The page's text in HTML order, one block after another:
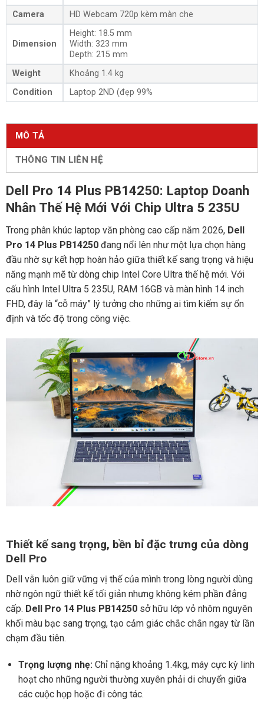
MÔ TẢ
THÔNG TIN LIÊN HỆ
Dell Pro 14 Plus PB14250: Laptop Doanh
Nhân Thế Hệ Mới Với Chip Ultra 5 235U
Trong phân khúc laptop văn phòng cao cấp năm 2026, Dell
Pro 14 Plus PB14250đang nổi lên như một lựa chọn hàng
đầu nhờ sự kết hợp hoàn hảo giữa thiết kế sang trọng và hiệu
năng mạnh mẽ từ dòng chip Intel Core Ultra thế hệ mới. Với
cấu hình Intel Ultra 5 235U, RAM 16GB và màn hình 14 inch
FHD, đây là “cỗ máy” lý tưởng cho những ai tìm kiếm sự ổn
định và tốc độ trong công việc.
Thiết kế sang trọng, bền bỉ đặc trưng của dòng
Dell Pro
Dell vẫn luôn giữ vững vị thế của mình trong lòng người dùng
nhờ ngôn ngữ thiết kế tối giản nhưng không kém phần đẳng
cấp. Dell Pro 14 Plus PB14250sở hữu lớp vỏ nhôm nguyên
khối màu bạc sang trọng, tạo cảm giác chắc chắn ngay từ lần
chạm đầu tiên.
Trọng lượng nhẹ:Chỉ nặng khoảng 1.4kg, máy cực kỳ linh
hoạt cho những người thường xuyên phải di chuyển giữa
các cuộc họp hoặc đi công tác.
Camera
HD Webcam 720p kèm màn che
Dimension
Height: 18.5 mm
Width: 323 mm
Depth: 215 mm
Weight
Khoảng 1.4 kg
Condition
Laptop 2ND (đẹp 99%